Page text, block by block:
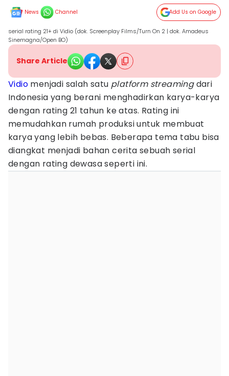
News Channel Add Us on Google
serial rating 21+ di Vidio (dok. Screenplay Films/Turn On 2 | dok. Amadeus
Sinemagna/Open BO)
Share Article
Vidio menjadi salah satu platform streamingdari
Indonesia yang berani menghadirkan karya-karya
dengan rating 21 tahun ke atas. Rating ini
memudahkan rumah produksi untuk membuat
karya yang lebih bebas. Beberapa tema tabu bisa
diangkat menjadi bahan cerita sebuah serial
dengan rating dewasa seperti ini.